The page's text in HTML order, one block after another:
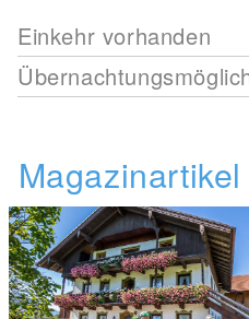
Einkehr vorhanden
Magazinartikel